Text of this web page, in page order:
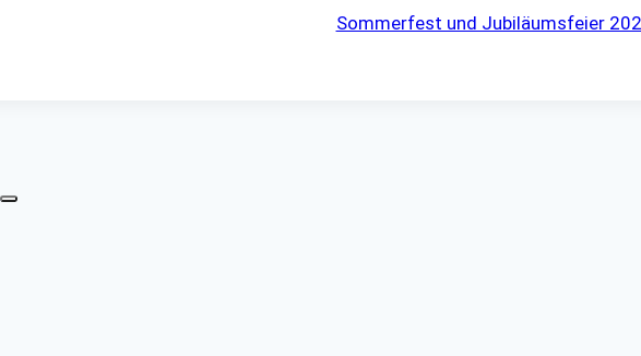
Sommerfest und Jubiläumsfeier